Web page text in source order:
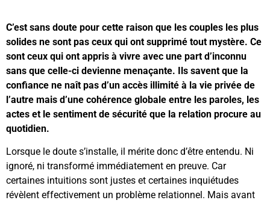
C’est sans doute pour cette raison que les couples les plus
solides ne sont pas ceux qui ont supprimé tout mystère. Ce
sont ceux qui ont appris à vivre avec une part d’inconnu
sans que celle-ci devienne menaçante. Ils savent que la
confiance ne naît pas d’un accès illimité à la vie privée de
l’autre mais d’une cohérence globale entre les paroles, les
actes et le sentiment de sécurité que la relation procure au
quotidien.
Lorsque le doute s’installe, il mérite donc d’être entendu. Ni
ignoré, ni transformé immédiatement en preuve. Car
certaines intuitions sont justes et certaines inquiétudes
révèlent effectivement un problème relationnel. Mais avant